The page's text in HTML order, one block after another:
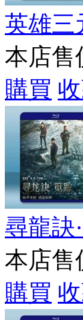
英雄三
本店售
購買
尋龍訣
本店售
購買